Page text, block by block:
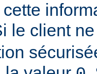
le client